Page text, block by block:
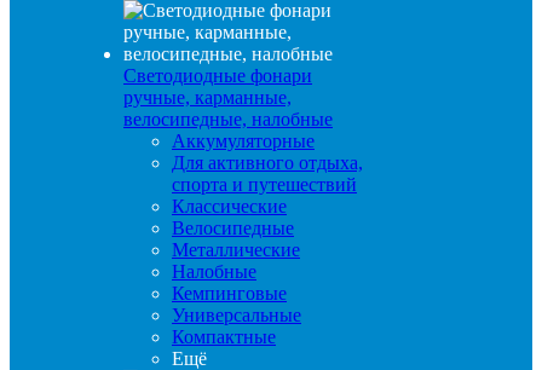
Светодиодные фонари
ручные, карманные,
велосипедные, налобные
Аккумуляторные
Для активного отдыха,
спорта и путешествий
Классические
Велосипедные
Металлические
Налобные
Кемпинговые
Универсальные
Компактные
Ещё